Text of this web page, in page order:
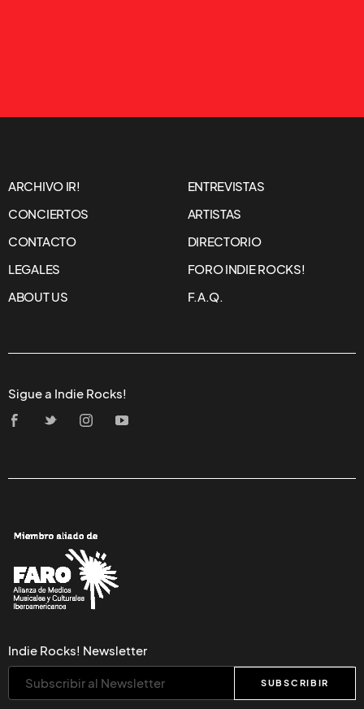
ARCHIVO IR!
ENTREVISTAS
CONCIERTOS
ARTISTAS
CONTACTO
DIRECTORIO
LEGALES
FORO INDIE ROCKS!
ABOUT US
F.A.Q.
Sigue a Indie Rocks!
Indie Rocks! Newsletter